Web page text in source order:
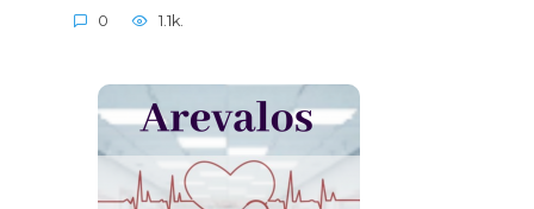
0 1.1k.